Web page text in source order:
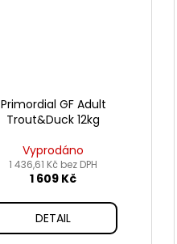
Primordial GF Adult
Trout&Duck 12kg
Vyprodáno
1 436,61 Kč bez DPH
1 609 Kč
DETAIL